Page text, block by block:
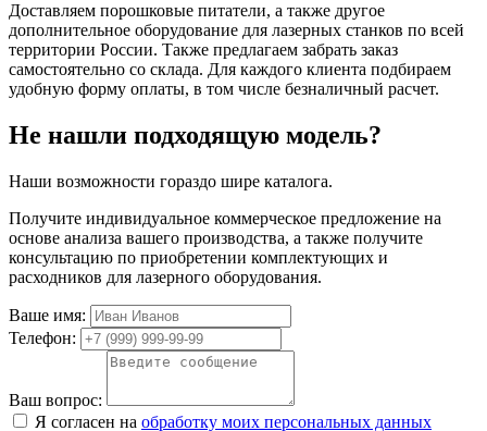
Доставляем порошковые питатели, а также другое
дополнительное оборудование для лазерных станков по всей
территории России. Также предлагаем забрать заказ
самостоятельно со склада. Для каждого клиента подбираем
удобную форму оплаты, в том числе безналичный расчет.
Не нашли подходящую модель?
Наши возможности гораздо шире каталога.
Получите индивидуальное коммерческое предложение на
основе анализа вашего производства, а также получите
консультацию по приобретении комплектующих и
расходников для лазерного оборудования.
Ваше имя:
Телефон:
Ваш вопрос:
Я согласен на обработку моих персональных данных